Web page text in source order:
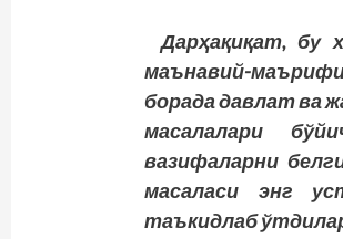
Дарҳақиқат, бу
маънавий-
борада давлат ва
масалалари
вазифаларни
масаласи энг
таъкидлаб